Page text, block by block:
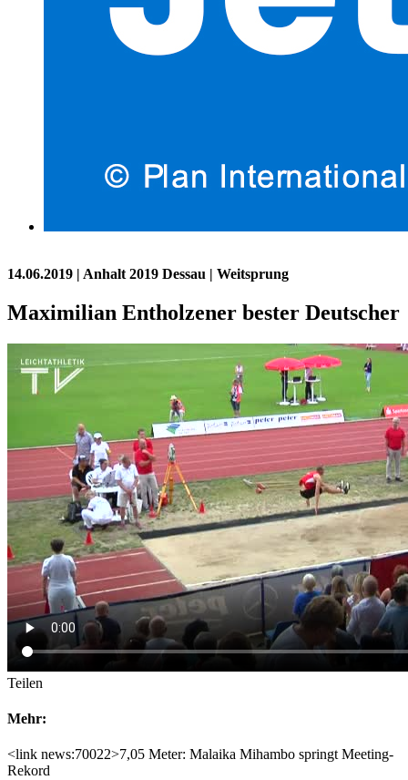
14.06.2019 | Anhalt 2019 Dessau | Weitsprung
Maximilian Entholzener bester Deutscher
Teilen
Mehr:
<link news:70022>7,05 Meter: Malaika Mihambo springt Meeting-
Rekord